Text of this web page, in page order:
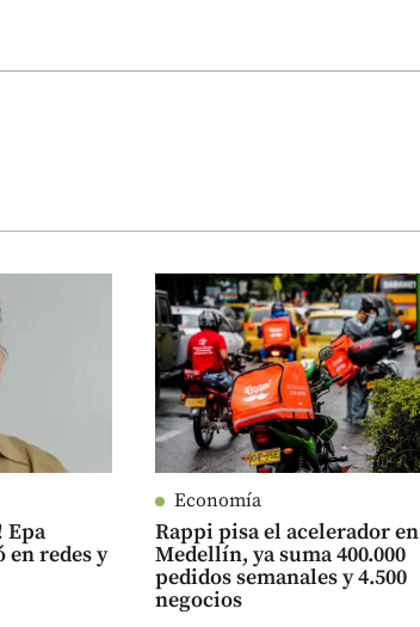
Epa
en redes y
Economía
Rappi pisa el acelerador en
Medellín, ya suma 400.000
pedidos semanales y 4.500
negocios